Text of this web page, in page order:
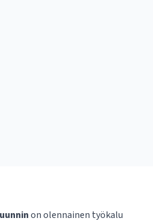
on olennainen työkalu